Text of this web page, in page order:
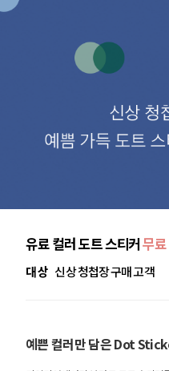
유료 컬러 도트 스티커무
대 상 신상 청첩장 구매 고객
예쁜 컬러만 담은 Dot